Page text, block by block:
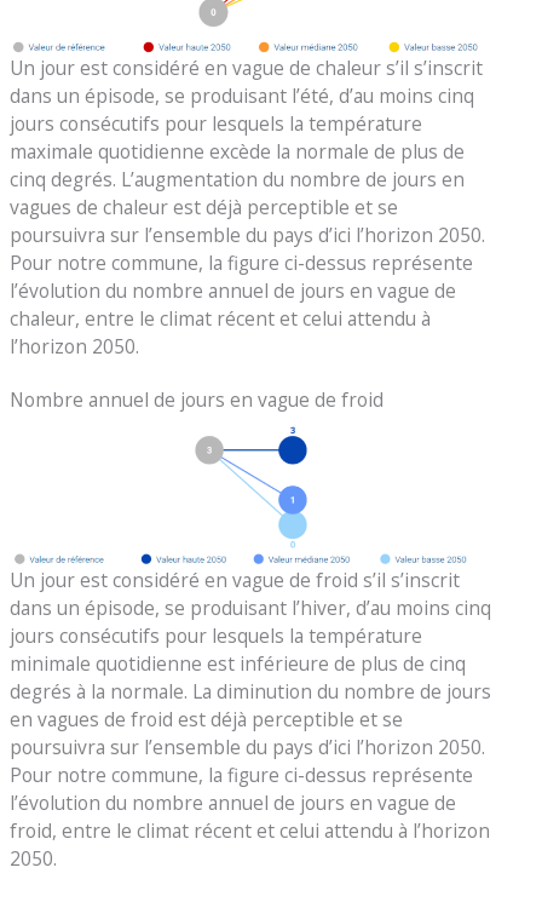
Un jour est considéré en vague de chaleur s’il s’inscrit
dans un épisode, se produisant l’été, d’au moins cinq
jours consécutifs pour lesquels la température
maximale quotidienne excède la normale de plus de
cinq degrés. L’augmentation du nombre de jours en
vagues de chaleur est déjà perceptible et se
poursuivra sur l’ensemble du pays d’ici l’horizon 2050.
Pour notre commune, la figure ci-dessus représente
l’évolution du nombre annuel de jours en vague de
chaleur, entre le climat récent et celui attendu à
l’horizon 2050.
Nombre annuel de jours en vague de froid
Un jour est considéré en vague de froid s’il s’inscrit
dans un épisode, se produisant l’hiver, d’au moins cinq
jours consécutifs pour lesquels la température
minimale quotidienne est inférieure de plus de cinq
degrés à la normale. La diminution du nombre de jours
en vagues de froid est déjà perceptible et se
poursuivra sur l’ensemble du pays d’ici l’horizon 2050.
Pour notre commune, la figure ci-dessus représente
l’évolution du nombre annuel de jours en vague de
froid, entre le climat récent et celui attendu à l’horizon
2050.